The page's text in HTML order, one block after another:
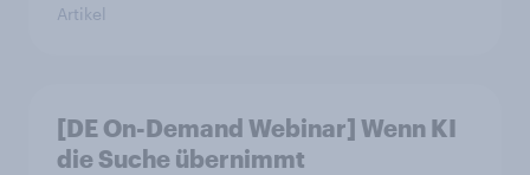
Artikel
[DE On-Demand Webinar] Wenn KI
die Suche übernimmt